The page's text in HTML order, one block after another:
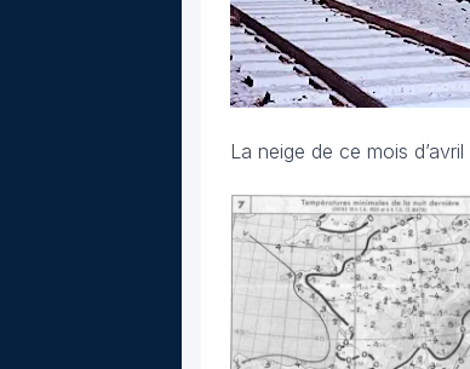
La neige de ce mois d’avril